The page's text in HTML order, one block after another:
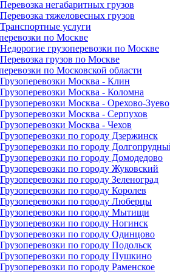
Перевозка негабаритных грузов
Перевозка тяжеловесных грузов
Транспортные услуги
по Москве
Недорогие грузоперевозки по Москве
Перевозка грузов по Москве
по Московской области
Грузоперевозки Москва - Клин
Грузоперевозки Москва - Коломна
Грузоперевозки Москва - Орехово-Зуево
Грузоперевозки Москва - Серпухов
Грузоперевозки Москва - Чехов
Грузоперевозки по городу Дзержинск
Грузоперевозки по городу
Грузоперевозки по городу Домодедово
Грузоперевозки по городу Жуковский
Грузоперевозки по городу Зеленоград
Грузоперевозки по городу Королев
Грузоперевозки по городу Люберцы
Грузоперевозки по городу Мытищи
Грузоперевозки по городу Ногинск
Грузоперевозки по городу Одинцово
Грузоперевозки по городу Подольск
Грузоперевозки по городу Пушкино
Грузоперевозки по городу Раменское